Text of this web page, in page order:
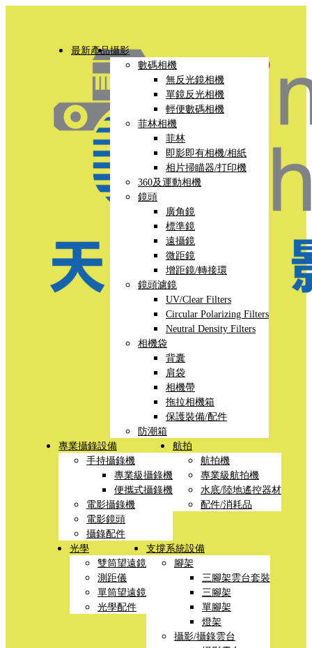
最新產品攝影
數碼相機
無反光鏡相機
單鏡反光相機
輕便數碼相機
菲林相機
菲林
即影即有相機/相紙
相片掃瞄器/打印機
360及運動相機
鏡頭
廣角鏡
標準鏡
遠攝鏡
微距鏡
增距鏡/轉接環
鏡頭濾鏡
UV/Clear Filters
Circular Polarizing Filters
Neutral Density Filters
相機袋
背囊
肩袋
相機帶
拖拉相機箱
保護裝備/配件
防潮箱
專業攝錄設備
手持攝錄機
專業級攝錄機
便攜式攝錄機
電影攝錄機
電影鏡頭
攝錄配件
航拍
航拍機
專業級航拍機
水底/陸地遙控器材
配件/消耗品
光學
雙筒望遠鏡
測距儀
單筒望遠鏡
光學配件
支撐系統設備
腳架
三腳架雲台套裝
三腳架
單腳架
燈架
攝影/攝錄雲台